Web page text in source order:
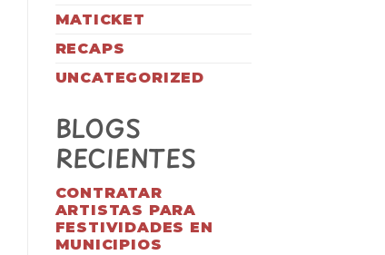
MATICKET
RECAPS
UNCATEGORIZED
BLOGS
RECIENTES
CONTRATAR
ARTISTAS PARA
FESTIVIDADES EN
MUNICIPIOS